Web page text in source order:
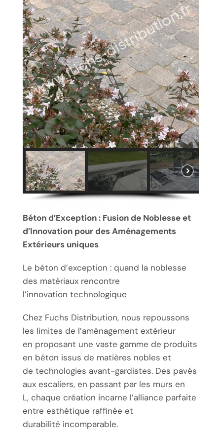
Béton d’Exception : Fusion de Noblesse et
d’Innovation pour des Aménagements
Extérieurs uniques
Le béton d’exception : quand la noblesse
des matériaux rencontre
l’innovation technologique
Chez Fuchs Distribution, nous repoussons
les limites de l’aménagement extérieur
en proposant une vaste gamme de produits
en béton issus de matières nobles et
de technologies avant-gardistes. Des pavés
aux escaliers, en passant par les murs en
L, chaque création incarne l’alliance parfaite
entre esthétique raffinée et
durabilité incomparable.